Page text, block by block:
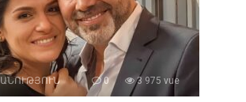
0 3 975 vue